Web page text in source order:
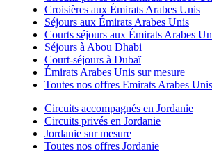
Croisières aux Émirats Arabes Unis
Séjours aux Émirats Arabes Unis
Courts séjours aux Émirats Arabes
Séjours à Abou Dhabi
Court-séjours à Dubaï
Émirats Arabes Unis sur mesure
Toutes nos offres Emirats Arabes Unis
Circuits accompagnés en Jordanie
Circuits privés en Jordanie
Jordanie sur mesure
Toutes nos offres Jordanie